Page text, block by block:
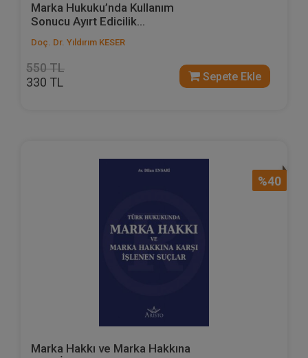
Marka Hukuku’nda Kullanım
Sonucu Ayırt Edicilik...
Doç. Dr. Yıldırım KESER
550 TL
330 TL Sepete Ekle
%40
Marka Hakkı ve Marka Hakkına